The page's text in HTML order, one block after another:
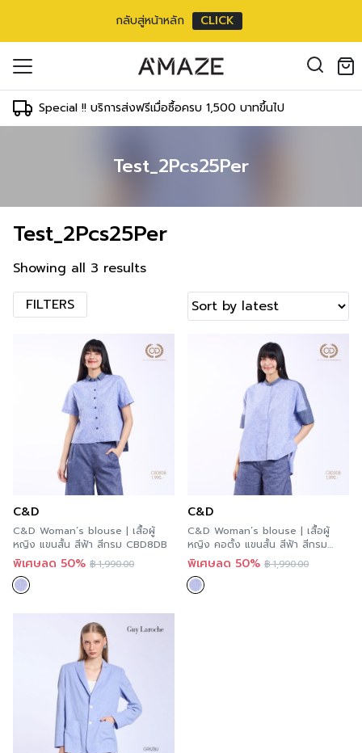
กลับสู่หน้าหลัก CLICK
Special !! บริการส่งฟรีเมื่อซื้อครบ 1,500 บาทขึ้นไป
Test_2Pcs25Per
Test_2Pcs25Per
Showing all 3 results
FILTERS
C&D
C&D Woman’s blouse | เสื้อผู้
หญิง แขนสั้น สีฟ้า สีกรม CBD8DB
พิเศษลด 50% ฿1,990.00
C&D
C&D Woman’s blouse | เสื้อผู้
หญิง คอตั้ง แขนสั้น สีฟ้า สีกรม
CBD3DB
พิเศษลด 50% ฿1,990.00
in the cart.
address*
ข้าสู่ระบบด้วย LINE
คลิกที่นี่เพื่อสมัครสมาชิก
ชี รวมถึงจุดประสงค์อื่นๆ ตาม